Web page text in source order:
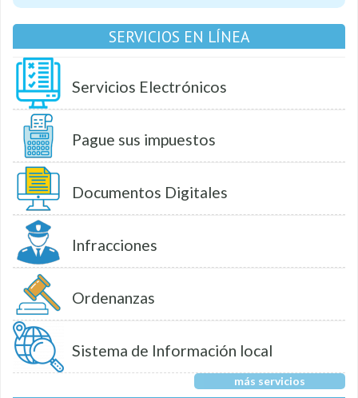
SERVICIOS EN LÍNEA
Servicios Electrónicos
Pague sus impuestos
Documentos Digitales
Infracciones
Ordenanzas
Sistema de Información local
más servicios